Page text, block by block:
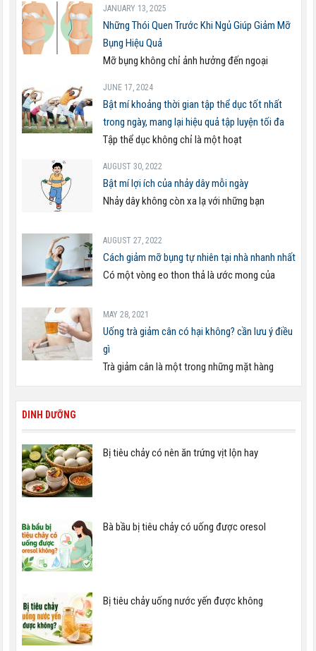
JANUARY 13, 2025
Những Thói Quen Trước Khi Ngủ Giúp Giảm Mỡ
Bụng Hiệu Quả
Mỡ bụng không chỉ ảnh hưởng đến ngoại
JUNE 17, 2024
Bật mí khoảng thời gian tập thể dục tốt nhất
trong ngày, mang lại hiệu quả tập luyện tối đa
Tập thể dục không chỉ là một hoạt
AUGUST 30, 2022
Bật mí lợi ích của nhảy dây mỗi ngày
Nhảy dây không còn xa lạ với những bạn
AUGUST 27, 2022
Cách giảm mỡ bụng tự nhiên tại nhà nhanh nhất
Có một vòng eo thon thả là ước mong của
MAY 28, 2021
Uống trà giảm cân có hại không? cần lưu ý điều
gì
Trà giảm cân là một trong những mặt hàng
DINH DƯỠNG
Bị tiêu chảy có nên ăn trứng vịt lộn hay
Bà bầu bị tiêu chảy có uống được oresol
Bị tiêu chảy uống nước yến được không